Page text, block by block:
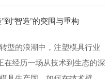
“智造”的突围与重构
型的浪潮中，注塑模具行业
在经历一场从技术到生态的深